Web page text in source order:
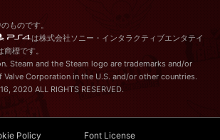
ものです。
は株式会社ソニー・インタラクティブエンタテイ
標です。
Steam and the Steam logo are trademarks and/or
Corporation in the U.S. and/or other countries.
2020 ALL RIGHTS RESERVED.
Policy Font License